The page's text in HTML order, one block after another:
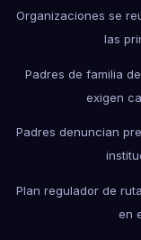
Organizaciones se
las
Padres de familia
exigen
Padres denuncian
Plan regulador de
en